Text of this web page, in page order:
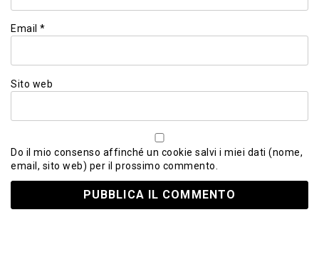
Email *
Sito web
Do il mio consenso affinché un cookie salvi i miei dati (nome,
email, sito web) per il prossimo commento.